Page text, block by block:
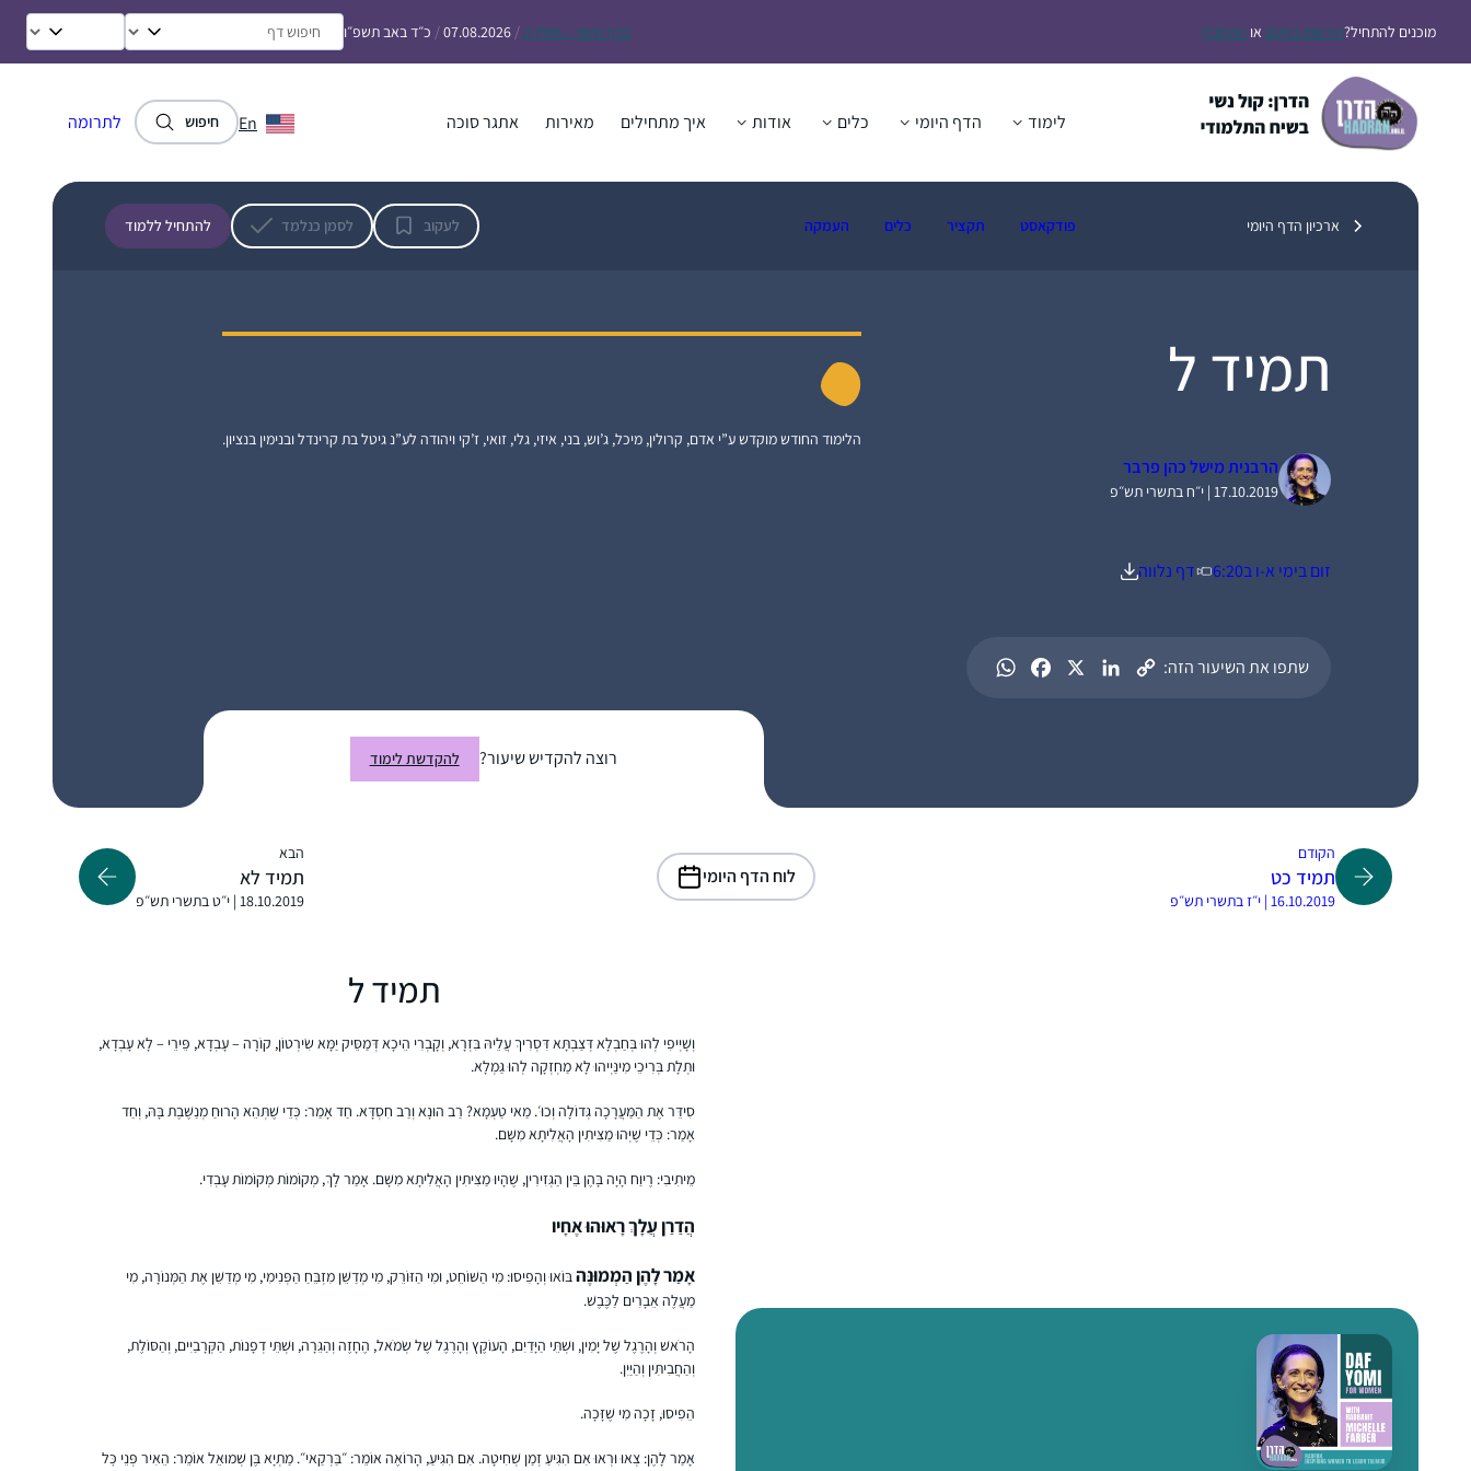
לתוכןמוכנים להתחיל?הירשמו בחינם או התחברו הדף היומי – חולין ק /
07.08.2026
/ כ״ד באב תשפ״ו
לימוד הדף היומי כלים אודות איך מתחילים מאירות אתגר סוכה En חיפוש לתרומה
ארכיון הדף היומי פודקאסט תקציר כלים העמקה לעקוב לסמן כנלמד להתחיל ללמוד
תמיד ל
הרבנית מישל כהן פרבר
17.10.2019 | י״ח בתשרי תש״פ
זום בימי א-ו ב6:20 דף נלווה
שתפו את השיעור הזה:
הלימוד החודש מוקדש ע”י אדם, קרולין, מיכל, ג’וש, בני, איזי, גלי, זואי, ז’קי ויהודה לע”נ גיטל בת קרינדל ובנימין בנציון.
רוצה להקדיש שיעור? להקדשת לימוד
הקודם
תמיד כט
16.10.2019 | י״ז בתשרי תש״פ
לוח הדף היומי
הבא
תמיד לא
18.10.2019 | י״ט בתשרי תש״פ
תמיד ל
וְשָׁיְיפִי לְהוּ בְּחַבְלָא דְּצַבְתָּא דִּסְרִיךְ עֲלֵיהּ בִּזְרָא, וְקָבְרִי הֵיכָא דְּמַסֵּיק יַמָּא שִׂירְטוֹן, קוֹרָה – עָבְדָא, פֵּירֵי – לָא עָבְדָא,
וּתְלָת בְּרִיכֵי מִינַּיְיהוּ לָא מַחְזְקָה לְהוּ גַּמְלָא.
סִידֵּר אֶת הַמַּעֲרָכָה גְּדוֹלָה וְכוּ׳. מַאי טַעְמָא? רַב הוּנָא וְרַב חִסְדָּא. חַד אָמַר: כְּדֵי שֶׁתְּהֵא הָרוּחַ מְנַשֶּׁבֶת בָּהּ, וְחַד
אָמַר: כְּדֵי שֶׁיְּהוּ מַצִּיתִין הָאֲלִיתָא מִשָּׁם.
מֵיתִיבִי: רֶיוַח הָיָה בָּהֶן בֵּין הַגְּזִירִין, שֶׁהָיוּ מַצִּיתִין הָאֲלִיתָא מִשָּׁם. אָמַר לָךְ, מְקוֹמוֹת מְקוֹמוֹת עָבְדִי.
הֲדַרַן עֲלָךְ רָאוּהוּ אֶחָיו
אָמַר לָהֶן הַמְמוּנֶּהבּוֹאוּ וְהָפִיסוּ: מִי הַשּׁוֹחֵט, וּמִי הַזּוֹרֵק, מִי מְדַשֵּׁן מִזְבֵּחַ הַפְּנִימִי, מִי מְדַשֵּׁן אֶת הַמְּנוֹרָה, מִי
מַעֲלֶה אֵבָרִים לַכֶּבֶשׁ.
הָרֹאשׁ וְהָרֶגֶל שֶׁל יָמִין, וּשְׁתֵּי הַיָּדַיִם, הָעוֹקֶץ וְהָרֶגֶל שֶׁל שְׂמֹאל, הֶחָזֶה וְהַגֵּרָה, וּשְׁתֵּי דְפָנוֹת, הַקְּרָבַיִים, וְהַסּוֹלֶת,
וְהַחֲבִיתִּין וְהַיַּיִן.
הֵפִיסוּ, זָכָה מִי שֶׁזָּכָה.
אָמַר לָהֶן: צְאוּ וּרְאוּ אִם הִגִּיעַ זְמַן שְׁחִיטָה. אִם הִגִּיעַ, הָרוֹאֶה אוֹמֵר: ״בַּרְקַאי״. מַתְיָא בֶּן שְׁמוּאֵל אוֹמֵר: הֵאִיר פְּנֵי כׇּל
A friend in the SF Bay Area said in Dec 2019
morning drive to work. I mentioned to my
.הסביבה מתפעלת ותומכת מאוד. אני משתדלת
ללמוד מכל ההסכתים הנוספים שיש באתר הדרן.
אני עורכת כל סיום מסכת שיעור בביתי לכ20
שאצליח יותר מכך.
יותר.
האינטלקטואלי
אילת-חן ודלר